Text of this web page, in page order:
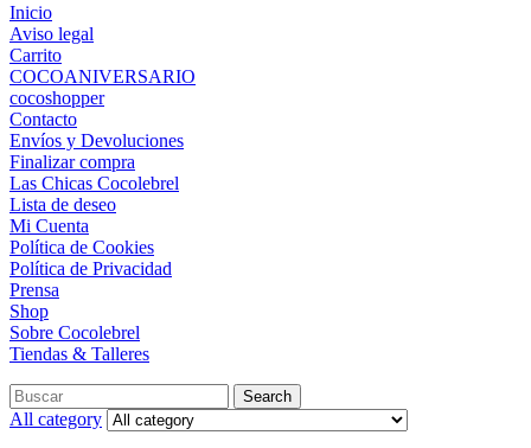
Inicio
Aviso legal
Carrito
COCOANIVERSARIO
cocoshopper
Contacto
Envíos y Devoluciones
Finalizar compra
Las Chicas Cocolebrel
Lista de deseo
Mi Cuenta
Política de Cookies
Política de Privacidad
Prensa
Shop
Sobre Cocolebrel
Tiendas & Talleres
Search
All category